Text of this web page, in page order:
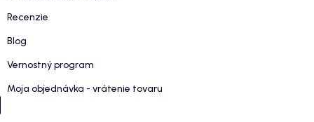
Recenzie
Blog
Vernostný program
Moja objednávka - vrátenie tovaru